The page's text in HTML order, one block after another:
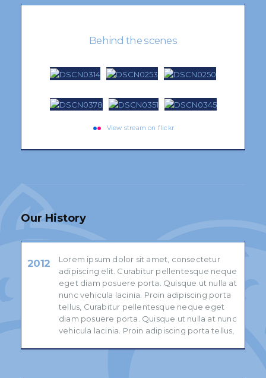
Behind the scenes
View stream on flickr
Our History
2012
Lorem ipsum dolor sit amet, consectetur
adipiscing elit. Curabitur pellentesque neque
eget diam posuere porta. Quisque ut nulla at
nunc vehicula lacinia. Proin adipiscing porta
tellus, Curabitur pellentesque neque eget
diam posuere porta. Quisque ut nulla at nunc
vehicula lacinia. Proin adipiscing porta tellus,